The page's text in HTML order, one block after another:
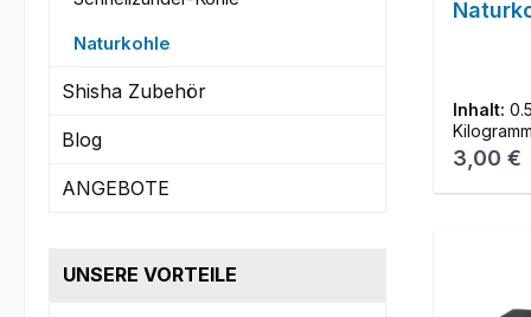
Naturkohle
Shisha Zubehör
Blog
ANGEBOTE
UNSERE VORTEILE
Inhalt:
3,00 €